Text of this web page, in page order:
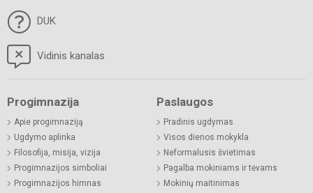
DUK
Vidinis kanalas
Progimnazija
Apie progimnaziją
Ugdymo aplinka
Filosofija, misija, vizija
Progimnazijos simboliai
Progimnazijos himnas
Paslaugos
Pradinis ugdymas
Visos dienos mokykla
Neformalusis švietimas
Pagalba mokiniams ir tėvams
Mokinių maitinimas